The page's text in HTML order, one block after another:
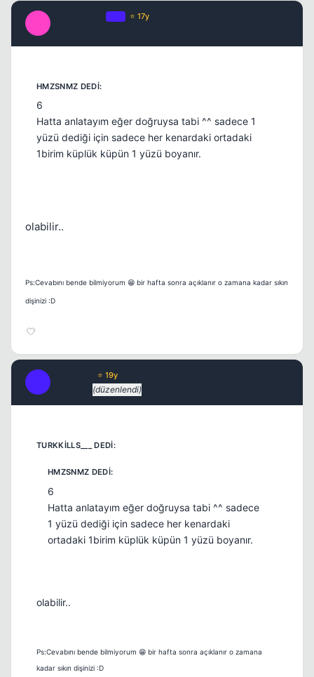
⭐ 17y
6
Hatta anlatayım eğer doğruysa tabi ^^ sadece 1
yüzü dediği için sadece her kenardaki ortadaki
1birim küplük küpün 1 yüzü boyanır.
olabilir..
Ps:Cevabını bende bilmiyorum 😁 bir hafta sonra açıklanır o zamana kadar sıkın
dişinizi :D
⭐ 19y
(düzenlendi)
6
Hatta anlatayım eğer doğruysa tabi ^^ sadece
1 yüzü dediği için sadece her kenardaki
ortadaki 1birim küplük küpün 1 yüzü boyanır.
olabilir..
Ps:Cevabını bende bilmiyorum 😁 bir hafta sonra açıklanır o zamana
kadar sıkın dişinizi :D